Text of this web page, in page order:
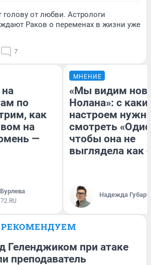
голову от любви. Астрологи
Раков о переменах в жизни уже
7
по
как
на
—
МНЕНИЕ
«Мы видим
Нолана»: с
настроем
смотреть
чтобы она не
выглядела как
Надежда Губарь
РЕКОМЕНДУЕМ
Геленджиком при атаке
преподаватель